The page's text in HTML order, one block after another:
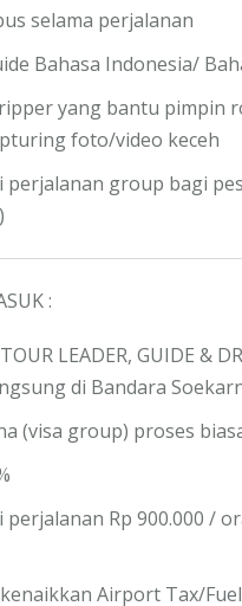
selama perjalanan
Bahasa Indonesia/
yang bantu pimpin
foto/video keceh
perjalanan group bagi
:
LEADER, GUIDE &
di Bandara
(visa group) proses
perjalanan Rp 900.000 /
Airport Tax/